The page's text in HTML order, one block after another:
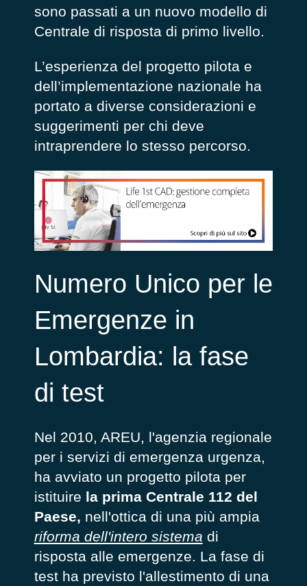
sono passati a un nuovo modello di
Centrale di risposta di primo livello.
L’esperienza del progetto pilota e
dell’implementazione nazionale ha
portato a diverse considerazioni e
suggerimenti per chi deve
intraprendere lo stesso percorso.
Numero Unico per le
Emergenze in
Lombardia: la fase
di test
Nel 2010, AREU, l'agenzia regionale
per i servizi di emergenza urgenza,
ha avviato un progetto pilota per
istituire la prima Centrale 112 del
Paese, nell'ottica di una più ampia
riforma dell'intero sistema di
risposta alle emergenze . La fase di
test ha previsto l'allestimento di una